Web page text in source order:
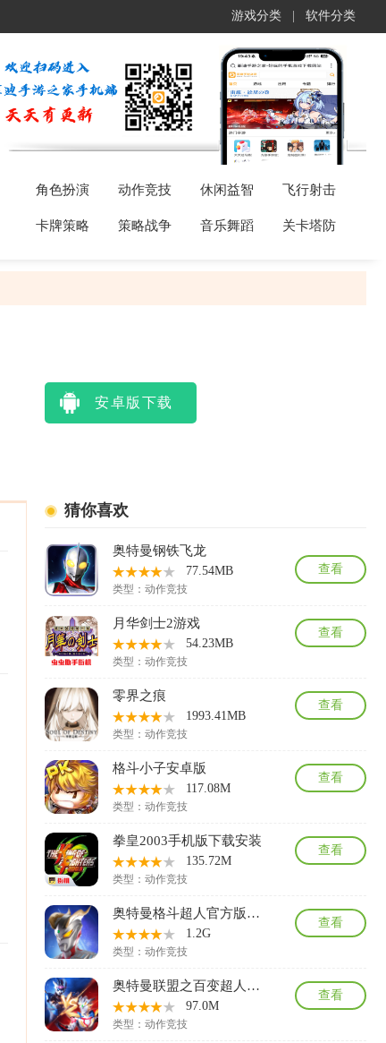
游戏分类 软件分类
角色扮演 动作竞技 休闲益智 飞行射击
卡牌策略 策略战争 音乐舞蹈 关卡塔防
安卓版下载
猜你喜欢
奥特曼钢铁飞龙
77.54MB
类型： 动作竞技
查看
月华剑士2游戏
54.23MB
类型： 动作竞技
查看
零界之痕
1993.41MB
类型： 动作竞技
查看
格斗小子安卓版
117.08M
类型： 动作竞技
查看
拳皇2003手机版下载安装
135.72M
类型： 动作竞技
查看
奥特曼格斗超人官方版下载安装
1.2G
类型： 动作竞技
查看
奥特曼联盟之百变超人破解版内购版下载
97.0M
类型： 动作竞技
查看